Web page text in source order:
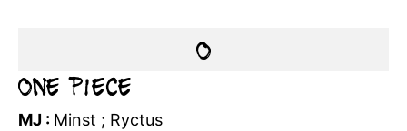
O
One Piece
MJ : Minst ; Ryctus